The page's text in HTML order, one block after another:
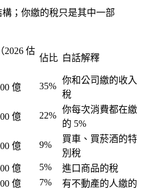
；你繳的稅只是其中一部
2026 估
佔比 白話解釋
億 35%
你和公司繳的收入
稅
億 22%
你每次消費都在繳
的 5%
億 9%
買車、買菸酒的特
別稅
億 5%
進口商品的稅
億 7%
有不動產的人繳的